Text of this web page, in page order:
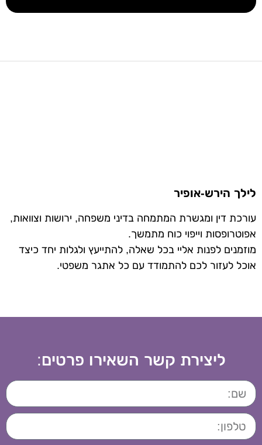
לילך הירש-אופיר
עורכת דין ומגשרת המתמחה בדיני משפחה, ירושות וצוואות,
אפוטרופסות וייפוי כוח מתמשך.
מוזמנים לפנות אליי בכל שאלה, להתייעץ ולגלות יחד כיצד
אוכל לעזור לכם להתמודד עם כל אתגר משפטי.
ליצירת קשר השאירו פרטים: